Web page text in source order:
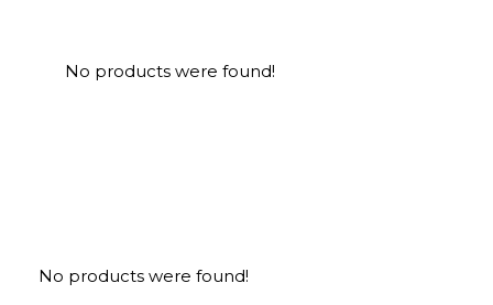
No products were found!
No products were found!